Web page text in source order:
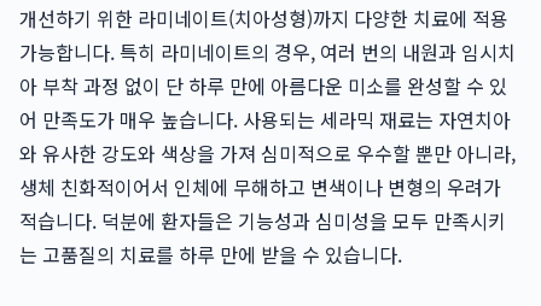
개선하기 위한 라미네이트(치아성형)까지 다양한 치료에 적용
가능합니다. 특히 라미네이트의 경우, 여러 번의 내원과 임시치
아 부착 과정 없이 단 하루 만에 아름다운 미소를 완성할 수 있
어 만족도가 매우 높습니다. 사용되는 세라믹 재료는 자연치아
와 유사한 강도와 색상을 가져 심미적으로 우수할 뿐만 아니라,
생체 친화적이어서 인체에 무해하고 변색이나 변형의 우려가
적습니다. 덕분에 환자들은 기능성과 심미성을 모두 만족시키
는 고품질의 치료를 하루 만에 받을 수 있습니다.